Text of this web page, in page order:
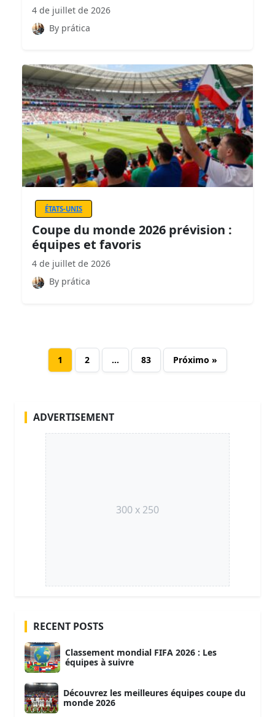
4 de juillet de 2026
By prática
ÉTATS-UNIS
Coupe du monde 2026 prévision :
équipes et favoris
4 de juillet de 2026
By prática
1 2 … 83 Próximo »
ADVERTISEMENT
300 x 250
RECENT POSTS
Classement mondial FIFA 2026 : Les
équipes à suivre
Découvrez les meilleures équipes coupe du
monde 2026